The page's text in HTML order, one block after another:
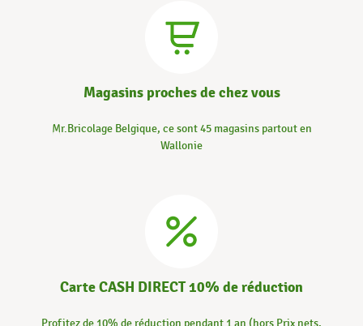
Magasins proches de chez vous
Mr.Bricolage Belgique, ce sont 45 magasins partout en
Wallonie
Carte CASH DIRECT 10% de réduction